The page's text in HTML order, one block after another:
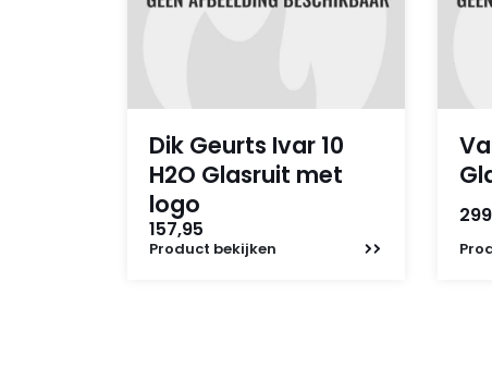
Dik Geurts Ivar 10
H2O Glasruit met
logo
157,95
Product bekijken